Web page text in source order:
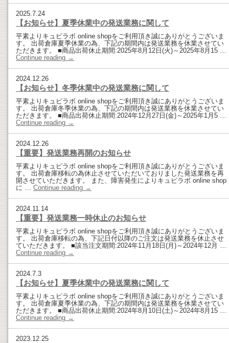
2025.7.24
【お知らせ】夏季休業中の発送業務に関して
平素よりキュピラボ online shopをご利用頂き誠にありがとうございま
す。 出荷倉庫夏季休業の為、下記の期間内は発送業務を休業させてい
ただきます。 ■商品出荷休止期間:2025年8月12日(火)～2025年8月15 …
Continue reading →
2024.12.26
【お知らせ】冬季休業中の発送業務に関して
平素よりキュピラボ online shopをご利用頂き誠にありがとうございま
す。 出荷倉庫冬季休業の為、下記の期間内は発送業務を休業させてい
ただきます。 ■商品出荷休止期間:2024年12月27日(金)～2025年1月5 …
Continue reading →
2024.12.26
【重要】発送業務再開のお知らせ
平素よりキュピラボ online shopをご利用頂き誠にありがとうございま
す。 出荷倉庫移転の為休止させていただいておりました発送業務を再
開させていただきます。 また、障害発生によりキュピラボ online shop
に … Continue reading →
2024.11.14
【重要】発送業務一時休止のお知らせ
平素よりキュピラボ online shopをご利用頂き誠にありがとうございま
す。 出荷倉庫移転の為、下記日付以降のご注文は発送業務を休止させ
ていただきます。 ■該当注文期間:2024年11月18日(月)～2024年12月 …
Continue reading →
2024.7.3
【お知らせ】夏季休業中の発送業務に関して
平素よりキュピラボ online shopをご利用頂き誠にありがとうございま
す。 出荷倉庫夏季休業の為、下記の期間内は発送業務を休業させてい
ただきます。 ■商品出荷休止期間:2024年8月10日(土)～2024年8月15 …
Continue reading →
2023.12.25